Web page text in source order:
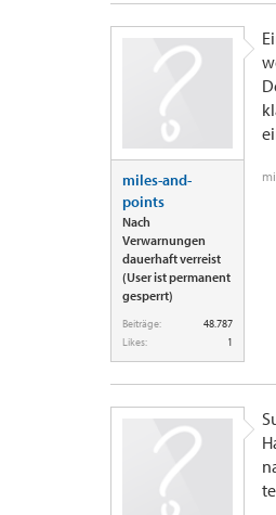
miles-and-
points
Nach
Verwarnungen
dauerhaft verreist
(User ist permanent
gesperrt)
Beiträge:
48.787
Likes:
1